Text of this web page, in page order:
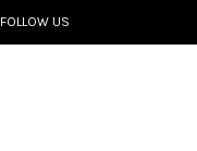
FOLLOW US